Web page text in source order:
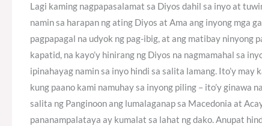
Lagi kaming nagpapasalamat sa Diyos dahil sa inyo at
namin sa harapan ng ating Diyos at Ama ang inyong mga
pagpapagal na udyok ng pag-ibig, at ang matibay ninyong
kapatid, na kayo’y hinirang ng Diyos na nagmamahal sa
ipinahayag namin sa inyo hindi sa salita lamang. Ito’y
kung paano kami namuhay sa inyong piling – ito’y ginawa
salita ng Panginoon ang lumalaganap sa Macedonia at
pananampalataya ay kumalat sa lahat ng dako. Anupat